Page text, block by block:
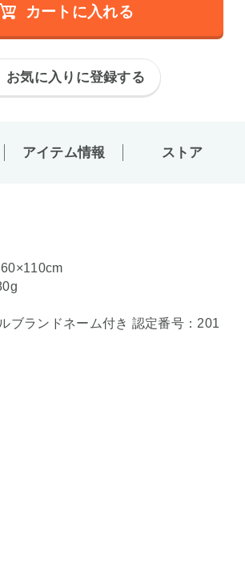
カートに入れる
お気に入りに登録する
アイテム情報 ストア
ブランドネーム付き 認定番号：201